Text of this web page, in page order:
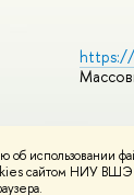
использовании
сайтом НИУ
https://